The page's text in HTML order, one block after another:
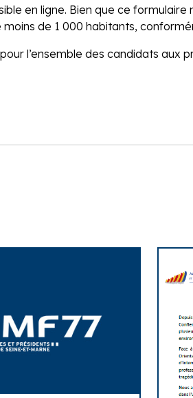
en ligne. Bien que ce
de 1 000 habitants,
l’ensemble des candidats aux